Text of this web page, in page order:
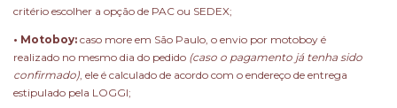
critério escolher a opção de PAC ou SEDEX;
• Motoboy: caso more em São Paulo, o envio por motoboy é
realizado no mesmo dia do pedido (caso o pagamento já tenha sido
confirmado), ele é calculado de acordo com o endereço de entrega
estipulado pela LOGGI;